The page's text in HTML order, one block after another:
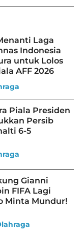
Laga
Indonesia
untuk Lolos
AFF 2026
Piala Presiden
Persib
6-5
Gianni
FIFA Lagi
Minta Mundur!